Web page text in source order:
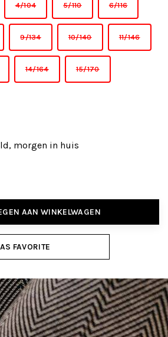
4/104 5/110 6/116
9/134 10/140 11/146
14/164 15/170
morgen in huis
AAN WINKELWAGEN
FAVORITE